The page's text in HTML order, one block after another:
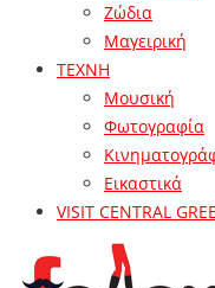
Ζώδια
Μαγειρική
ΤΕΧΝΗ
Μουσική
Φωτογραφία
Εικαστικά
VISIT CENTRAL